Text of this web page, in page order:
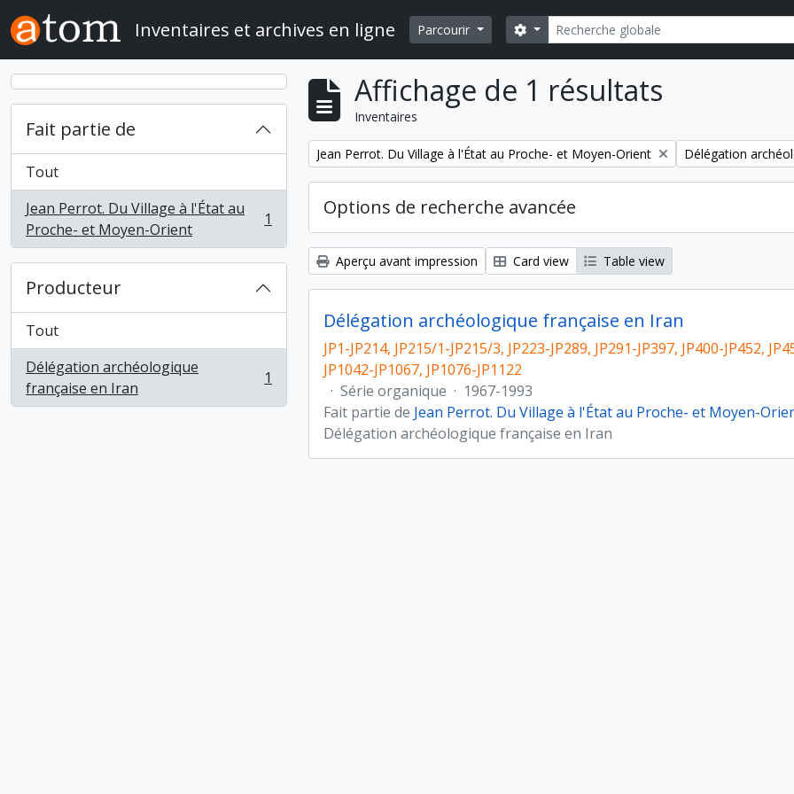
Skip to main content
Inventaires et archives en ligne Parcourir Rechercher
Search options
Fait partie de
Tout
Jean Perrot. Du Village à l'État au
Proche- et Moyen-Orient
, 1 résultats 1
Producteur
Tout
Délégation archéologique
française en Iran
, 1 résultats 1
Affichage de 1 résultats
Inventaires
Remove filter:
Jean Perrot. Du Village à l'État au Proche- et Moyen-Orient Remove filter:
Délégation
Options de recherche avancée
Aperçu avant impression Card view Table view
Délégation archéologique française en Iran
JP1-JP214, JP215/1-JP215/3, JP223-JP289, JP291-JP397, JP400-JP452,
JP1042-JP1067, JP1076-JP1122
· Série organique · 1967-1993
Fait partie de Jean Perrot. Du Village à l'État au Proche- et Moyen-
Délégation archéologique française en Iran